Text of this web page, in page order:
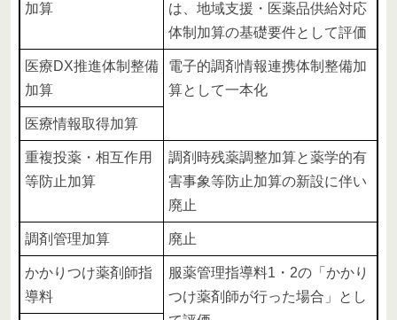
加算
は、地域支援・医薬品供給対応
体制加算の基礎要件として評価
医療DX推進体制整備
加算
電子的調剤情報連携体制整備加
算として一本化
医療情報取得加算
重複投薬・相互作用
等防止加算
調剤時残薬調整加算と薬学的有
害事象等防止加算の新設に伴い
廃止
調剤管理加算 廃止
かかりつけ薬剤師指
導料
服薬管理指導料1・2の「かかり
つけ薬剤師が行った場合」とし